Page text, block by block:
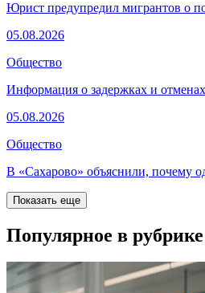
Юрист предупредил мигрантов о
05.08.2026
Общество
Информация о задержках и
05.08.2026
Общество
В «Сахарово» объяснили, почему
Показать еще
Популярное в рубрике